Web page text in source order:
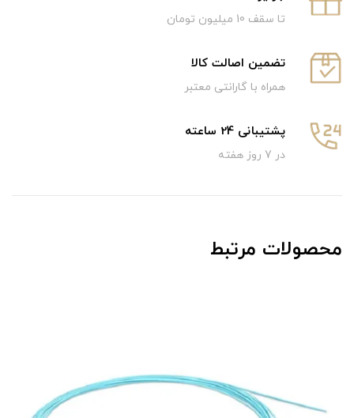
تا سقف 10 میلیون تومان
تضمین اصالت کالا
همراه با گارانتی معتبر
پشتیبانی 24 ساعته
در 7 روز هفته
محصولات مرتبط